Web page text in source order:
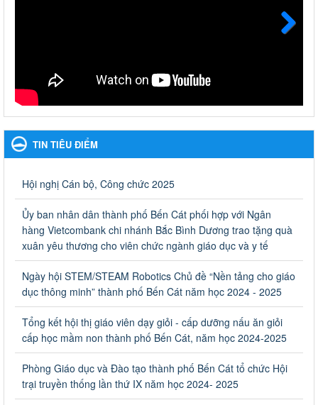
Nhắc nhỡ thực hiện thanh toán không dùng tiền mặt các
khoản thu trong nhà trường năm học 2023-2024 và các năm
Ngày ban hành: 27/09/2023
Hưởng ứng cuộc thi Tìm hiểu Luật Phòng, chống ma túy
Hưởng ứng cuộc thi Tìm hiểu Luật Phòng, chống ma túy
Ngày ban hành: 06/09/2023
bổng, hỗ trợ của Chương trình "Tiếp sức đến trường" năm
học 2023-2024
Về việc thống kê, lập danh sách đề xuất học sinh nhận học bổng,
hỗ trợ của Chương trình "Tiếp sức đến trường" năm học 2023-
2024
Triển khai Kế hoạch Triển khai các hoạt động hưởng ứng
phong trào vệ sinh yêu nước nâng cao sức khỏe nhân dân
năm 2023
Triển khai Kế hoạch Triển khai các hoạt động hưởng ứng phong
trào vệ sinh yêu nước nâng cao sức khỏe nhân dân năm 2023
Ngày ban hành: 10/08/2023
Khẩn trương triển khai các biện pháp tăng cường công tác
TIN TIÊU ĐIỂM
Hội nghị Cán bộ, Công chức 2025
Ủy ban nhân dân thành phố Bến Cát phối hợp với Ngân
hàng Vietcombank chi nhánh Bắc Bình Dương trao tặng quà
xuân yêu thương cho viên chức ngành giáo dục và y tế
Ngày hội STEM/STEAM Robotics Chủ đề “Nền tảng cho giáo
dục thông minh” thành phố Bến Cát năm học 2024 - 2025
Tổng kết hội thị giáo viên dạy giỏi - cấp dưỡng nấu ăn giỏi
cấp học mầm non thành phố Bến Cát, năm học 2024-2025
Phòng Giáo dục và Đào tạo thành phố Bến Cát tổ chức Hội
trại truyền thống lần thứ IX năm học 2024- 2025